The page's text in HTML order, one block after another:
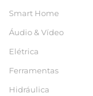
Smart Home
Áudio & Vídeo
Elétrica
Ferramentas
Hidráulica